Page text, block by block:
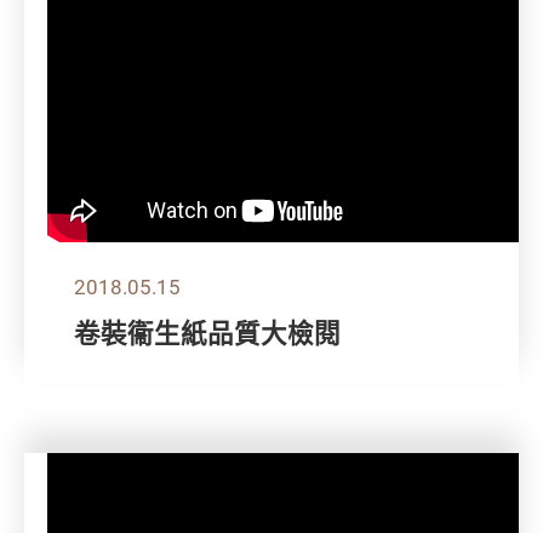
2018.05.15
卷裝衞生紙品質大檢閱